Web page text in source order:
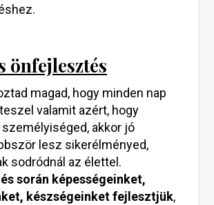
önfejlesztés
magad, hogy minden nap
valamit azért, hogy
akkor jó
lesz sikerélményed,
sodródnál az élettel.
során képességeinket,
készségeinket fejlesztjük,